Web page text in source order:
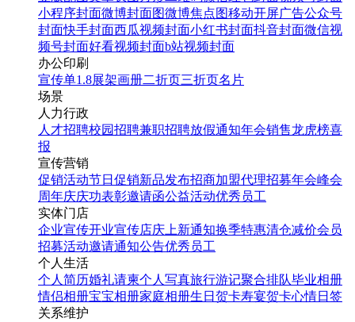
小程序封面微博封面图微博焦点图移动开屏广告公众号
封面快手封面西瓜视频封面小红书封面抖音封面微信视
频号封面好看视频封面b站视频封面
办公印刷
宣传单1.8展架画册二折页三折页名片
场景
人力行政
人才招聘校园招聘兼职招聘放假通知年会销售龙虎榜喜
报
宣传营销
促销活动节日促销新品发布招商加盟代理招募年会峰会
周年庆庆功表彰邀请函公益活动优秀员工
实体门店
企业宣传开业宣传店庆 上新通知换季特惠清仓减价会员
招募活动邀请通知公告优秀员工
个人生活
个人简历婚礼请柬个人写真旅行游记聚合排队毕业相册
情侣相册宝宝相册家庭相册生日贺卡寿宴贺卡心情日签
关系维护